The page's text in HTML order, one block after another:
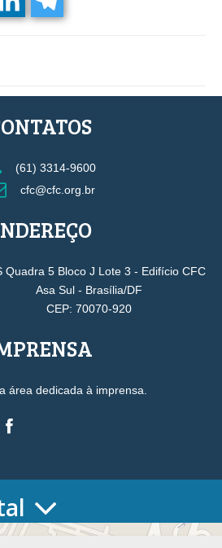
(61) 3314-9600
cfc@cfc.org.br
Quadra 5 Bloco J Lote 3 - Edifício CFC
Asa Sul - Brasília/DF
CEP: 70070-920
área dedicada à imprensa.